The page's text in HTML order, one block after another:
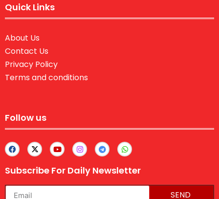
Quick Links
About Us
Contact Us
Privacy Policy
Terms and conditions
Follow us
Subscribe For Daily Newsletter
SEND